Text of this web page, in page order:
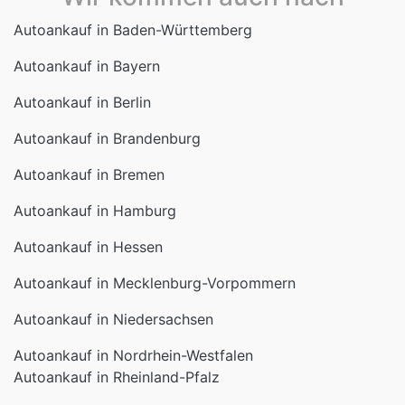
Autoankauf in Baden-Württemberg
Autoankauf in Bayern
Autoankauf in Berlin
Autoankauf in Brandenburg
Autoankauf in Bremen
Autoankauf in Hamburg
Autoankauf in Hessen
Autoankauf in Mecklenburg-Vorpommern
Autoankauf in Niedersachsen
Autoankauf in Nordrhein-Westfalen
Autoankauf in Rheinland-Pfalz